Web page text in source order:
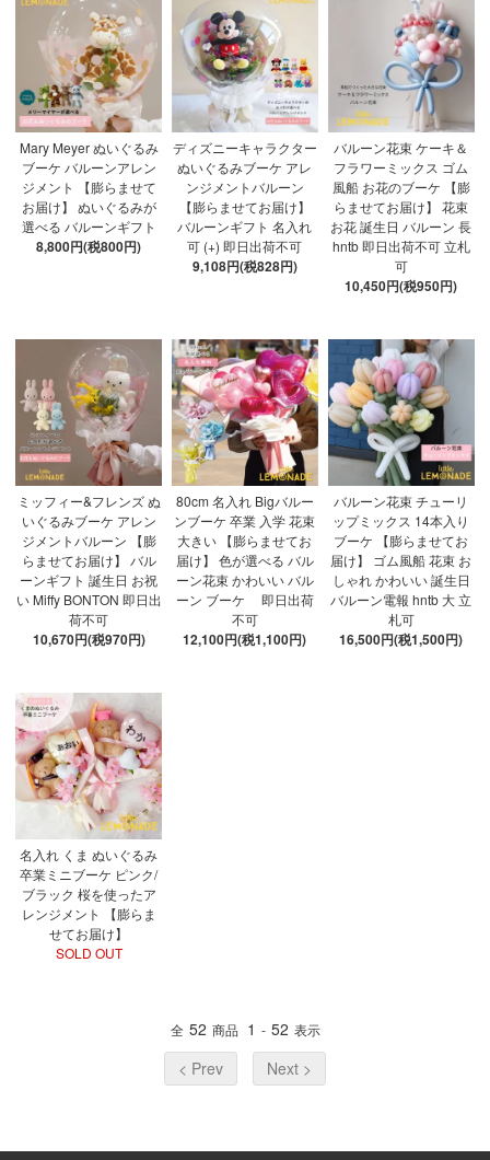
Mary Meyer ぬいぐるみ
ブーケ バルーンアレン
ジメント 【膨らませて
お届け】 ぬいぐるみが
選べる バルーンギフト
8,800円(税800円)
ディズニーキャラクター
ぬいぐるみブーケ アレ
ンジメントバルーン
【膨らませてお届け】
バルーンギフト 名入れ
可 (+) 即日出荷不可
9,108円(税828円)
バルーン花束 ケーキ＆
フラワーミックス ゴム
風船 お花のブーケ 【膨
らませてお届け】 花束
お花 誕生日 バルーン 長
hntb 即日出荷不可 立札
可
10,450円(税950円)
ミッフィー&フレンズ ぬ
いぐるみブーケ アレン
ジメントバルーン 【膨
らませてお届け】 バル
ーンギフト 誕生日 お祝
い Miffy BONTON 即日出
荷不可
10,670円(税970円)
80cm 名入れ Bigバルー
ンブーケ 卒業 入学 花束
大きい 【膨らませてお
届け】 色が選べる バル
ーン花束 かわいい バル
ーン ブーケ 即日出荷
不可
12,100円(税1,100円)
バルーン花束 チューリ
ップミックス 14本入り
ブーケ 【膨らませてお
届け】 ゴム風船 花束 お
しゃれ かわいい 誕生日
バルーン電報 hntb 大 立
札可
16,500円(税1,500円)
名入れ くま ぬいぐるみ
卒業ミニブーケ ピンク/
ブラック 桜を使ったア
レンジメント 【膨らま
せてお届け】
SOLD OUT
全 52 商品 1 - 52 表示
< Prev Next >